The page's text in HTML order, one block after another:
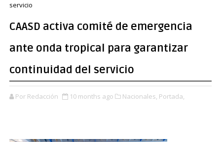
servicio
CAASD activa comité de emergencia
ante onda tropical para garantizar
continuidad del servicio
Por Redacción 10 months ago Nacionales, Portada,